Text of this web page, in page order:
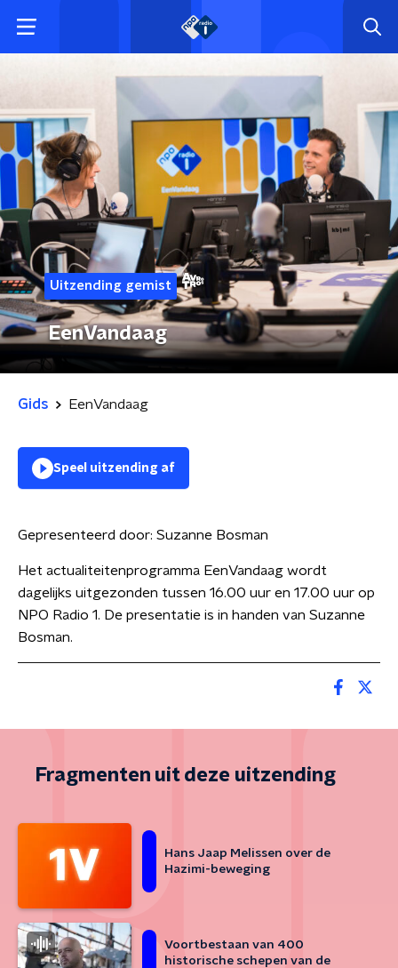
Uitzending gemist
EenVandaag
Gids EenVandaag
Speel uitzending af
Gepresenteerd door: Suzanne Bosman
Het actualiteitenprogramma EenVandaag wordt
dagelijks uitgezonden tussen 16.00 uur en 17.00 uur op
NPO Radio 1. De presentatie is in handen van Suzanne
Bosman.
Fragmenten uit deze uitzending
Hans Jaap Melissen over de
Hazimi-beweging
Voortbestaan van 400
historische schepen van de